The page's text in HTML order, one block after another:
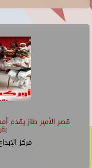
قصر الأمير طاز يقدم
مركز